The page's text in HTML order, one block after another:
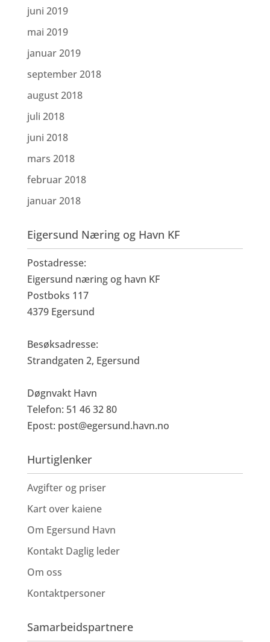
juni 2019
mai 2019
januar 2019
september 2018
august 2018
juli 2018
juni 2018
mars 2018
februar 2018
januar 2018
Eigersund Næring og Havn KF
Postadresse:
Eigersund næring og havn KF
Postboks 117
4379 Egersund
Besøksadresse:
Strandgaten 2, Egersund
Døgnvakt Havn
Telefon: 51 46 32 80
Epost: post@egersund.havn.no
Hurtiglenker
Avgifter og priser
Kart over kaiene
Om Egersund Havn
Kontakt Daglig leder
Om oss
Kontaktpersoner
Samarbeidspartnere